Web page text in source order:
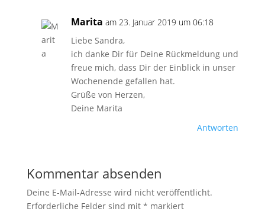
Marita am 23. Januar 2019 um 06:18
Liebe Sandra,
ich danke Dir für Deine Rückmeldung und
freue mich, dass Dir der Einblick in unser
Wochenende gefallen hat.
Grüße von Herzen,
Deine Marita
Antworten
Kommentar absenden
Deine E-Mail-Adresse wird nicht veröffentlicht.
Erforderliche Felder sind mit * markiert